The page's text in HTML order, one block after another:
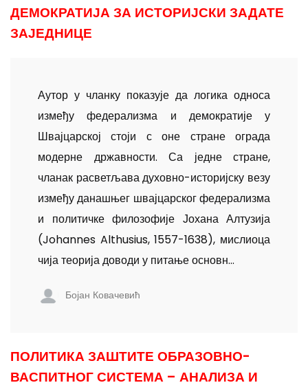
ДЕМОКРАТИЈА ЗА ИСТОРИЈСКИ ЗАДАТЕ
ЗАЈЕДНИЦЕ
Аутор у чланку показује да логика односа
између федерали­зма и демократије у
Швајцарској стоји с оне стране ограда
модерне државности. Са једне стране,
чланак расветљава духовно-историјску везу
између данашњег швајцарског федерализма
и политичке филозофије Јохана Алтузија
(Johannes Althusius, 1557-1638), мислиоца
чија теорија доводи у питање основн...
Бојан Ковачевић
ПОЛИТИКА ЗАШТИТЕ ОБРАЗОВНО-
ВАСПИТНОГ СИСТЕМА – АНАЛИЗА И